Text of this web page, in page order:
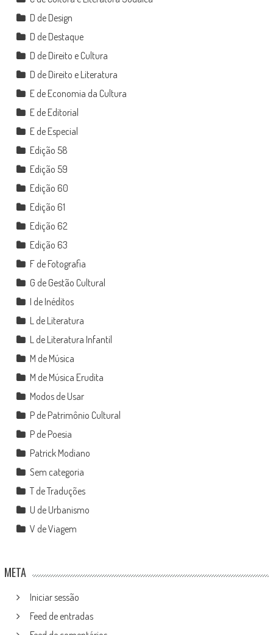
D de Design
D de Destaque
D de Direito e Cultura
D de Direito e Literatura
E de Economia da Cultura
E de Editorial
E de Especial
Edição 58
Edição 59
Edição 60
Edição 61
Edição 62
Edição 63
F de Fotografia
G de Gestão Cultural
I de Inéditos
L de Literatura
L de Literatura Infantil
M de Música
M de Música Erudita
Modos de Usar
P de Patrimônio Cultural
P de Poesia
Patrick Modiano
Sem categoria
T de Traduções
U de Urbanismo
V de Viagem
META
Iniciar sessão
Feed de entradas